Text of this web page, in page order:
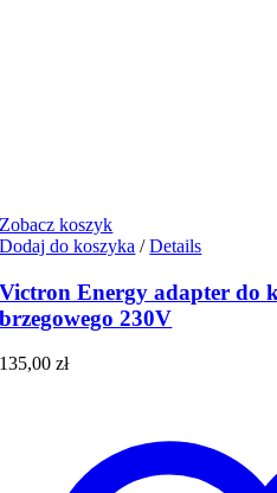
Zobacz koszyk
Dodaj do koszyka / Details
Victron Energy adapter do
brzegowego 230V
135,00zł